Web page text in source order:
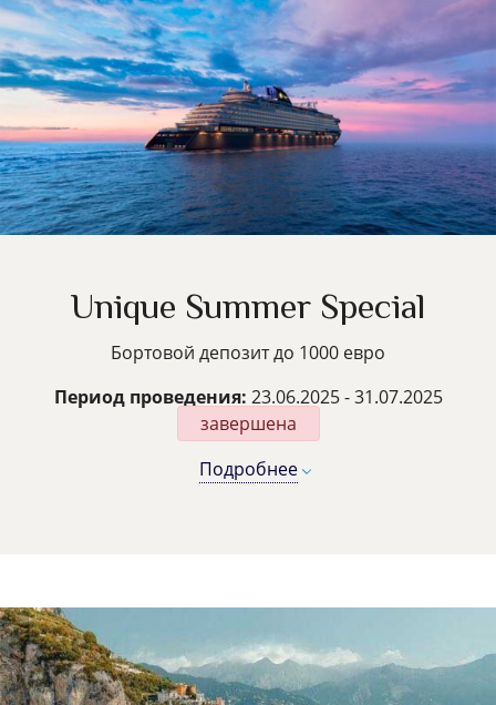
Unique Summer Special
Бортовой депозит до 1000 евро
Период проведения: 23.06.2025 - 31.07.2025
завершена
Подробнее